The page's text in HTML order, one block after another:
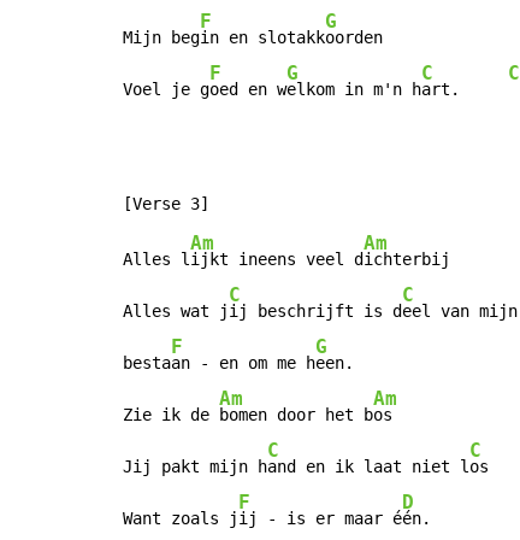
Mijn beg
F
in en slotakk
G
oorden
Voel je g
F
oed en w
G
elkom in m'n h
C
art.
C
Alles l
Am
ijkt ineens veel d
Am
ichterbij
Alles wat j
C
ij beschrijft is d
C
eel van mijn
besta
F
an - en om me h
G
een.
Zie ik de
Am
bomen door het b
Am
os
Jij pakt mijn h
C
and en ik laat niet l
C
os
Want zoals j
F
ij - is er maar é
D
én.